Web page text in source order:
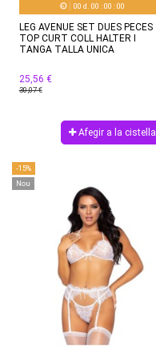
00 d. 00 :00 :00
LEG AVENUE SET DUES PECES
TOP CURT COLL HALTER I
TANGA TALLA UNICA
25,56 €
30,07 €
Afegir a la cistella
-15%
Nou